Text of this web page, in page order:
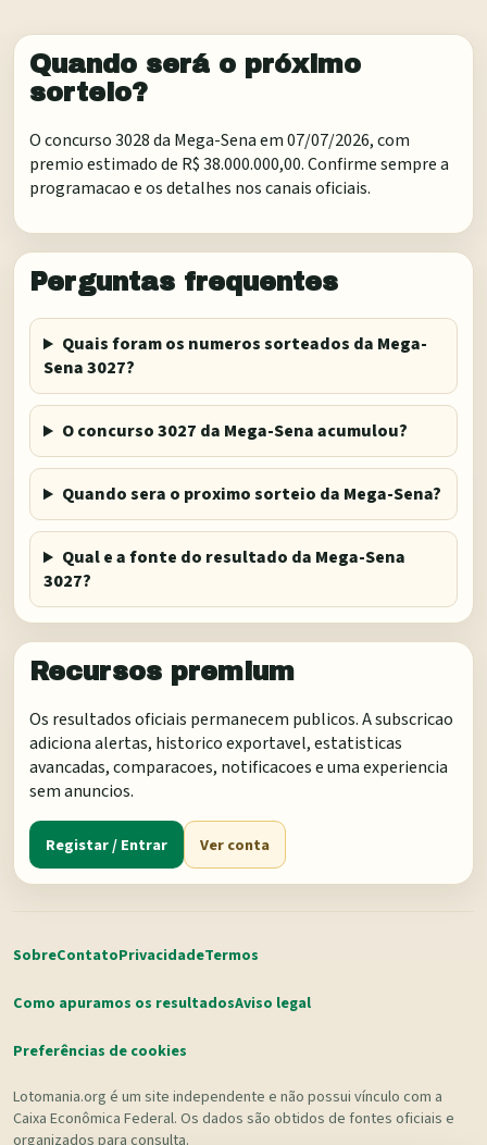
Quando será o próximo
sorteio?
O concurso 3028 da Mega-Sena em 07/07/2026, com
premio estimado de R$ 38.000.000,00. Confirme sempre a
programacao e os detalhes nos canais oficiais.
Perguntas frequentes
Quais foram os numeros sorteados da Mega-
Sena 3027?
O concurso 3027 da Mega-Sena acumulou?
Quando sera o proximo sorteio da Mega-Sena?
Qual e a fonte do resultado da Mega-Sena
3027?
Recursos premium
Os resultados oficiais permanecem publicos. A subscricao
adiciona alertas, historico exportavel, estatisticas
avancadas, comparacoes, notificacoes e uma experiencia
sem anuncios.
Registar / Entrar Ver conta
SobreContatoPrivacidadeTermos
Como apuramos os resultadosAviso legal
Preferências de cookies
Lotomania.org é um site independente e não possui vínculo com a
Caixa Econômica Federal. Os dados são obtidos de fontes oficiais e